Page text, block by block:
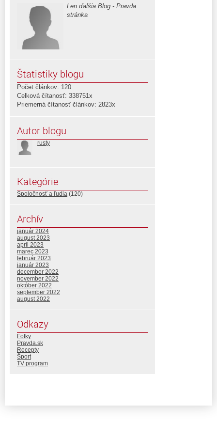
Len ďalšia Blog - Pravda
stránka
Štatistiky blogu
Počet článkov: 120
Celková čítanosť: 338751x
Priemerná čítanosť článkov: 2823x
Autor blogu
rusty
Kategórie
Spoločnosť a ľudia (120)
Archív
január 2024
august 2023
apríl 2023
marec 2023
február 2023
január 2023
december 2022
november 2022
október 2022
september 2022
august 2022
Odkazy
Fotky
Pravda.sk
Recepty
Šport
TV program